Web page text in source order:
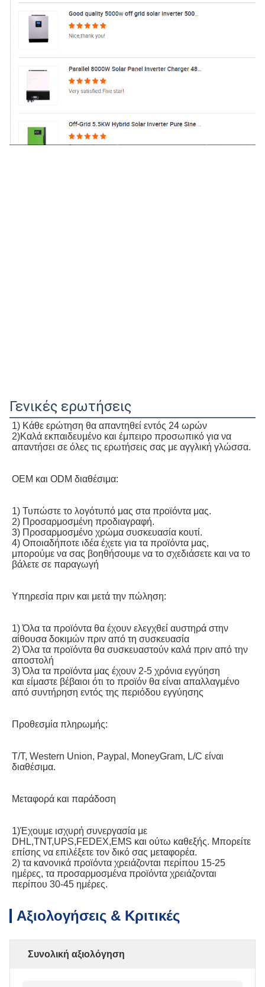
Γενικές ερωτήσεις
1) Κάθε ερώτηση θα απαντηθεί εντός 24 ωρών
2)Καλά εκπαιδευμένο και έμπειρο προσωπικό για να
απαντήσει σε όλες τις ερωτήσεις σας με αγγλική γλώσσα.
OEM και ODM διαθέσιμα:
1) Τυπώστε το λογότυπό μας στα προϊόντα μας.
2) Προσαρμοσμένη προδιαγραφή.
3) Προσαρμοσμένο χρώμα συσκευασία κουτί.
4) Οποιαδήποτε ιδέα έχετε για τα προϊόντα μας,
μπορούμε να σας βοηθήσουμε να το σχεδιάσετε και να το
βάλετε σε παραγωγή
Υπηρεσία πριν και μετά την πώληση:
1) Όλα τα προϊόντα θα έχουν ελεγχθεί αυστηρά στην
αίθουσα δοκιμών πριν από τη συσκευασία
2) Όλα τα προϊόντα θα συσκευαστούν καλά πριν από την
αποστολή
3) Όλα τα προϊόντα μας έχουν 2-5 χρόνια εγγύηση
και είμαστε βέβαιοι ότι το προϊόν θα είναι απαλλαγμένο
από συντήρηση εντός της περιόδου εγγύησης
Προθεσμία πληρωμής:
T/T, Western Union, Paypal, MoneyGram, L/C είναι
διαθέσιμα.
Μεταφορά και παράδοση
1)Έχουμε ισχυρή συνεργασία με
DHL,TNT,UPS,FEDEX,EMS και ούτω καθεξής. Μπορείτε
επίσης να επιλέξετε τον δικό σας μεταφορέα.
2) τα κανονικά προϊόντα χρειάζονται περίπου 15-25
ημέρες, τα προσαρμοσμένα προϊόντα χρειάζονται
περίπου 30-45 ημέρες.
Αξιολογήσεις & Κριτικές
Συνολική αξιολόγηση